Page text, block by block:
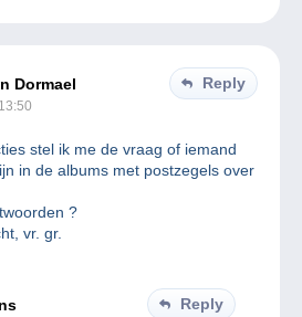
Dormael Reply
stel ik me de vraag of iemand
in de albums met postzegels over
?
vr. gr.
Reply